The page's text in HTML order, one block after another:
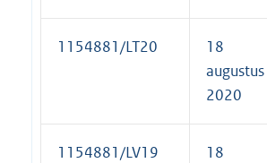
1154881/LT20
18
augustus
2020
1154881/LV19
18